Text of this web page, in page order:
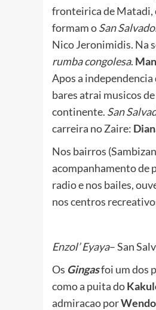
fronteirica de Matadi,
formam oSan
Nico Jeronimidis. Na
rumba congolesa.
Apos a
bares atrai musicos
continente. San
carreira no Zaire:
Nos bairros
acompanhamento de
radio e nos bailes,
nos centros
Enzol’ Eyaya– San
Os Gingasfoi um dos
como a puita do
admiracao porWendo